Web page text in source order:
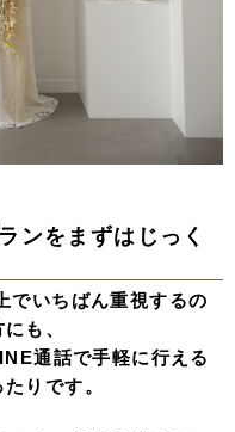
ンをまずはじっく
でいちばん重視するの
も、
通話で手軽に行える
りです。